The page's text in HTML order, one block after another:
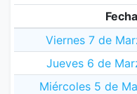
Fecha
Viernes 7 de
Jueves 6 de
Miércoles 5 de